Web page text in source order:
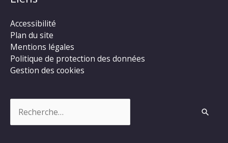
Accessibilité
Plan du site
Mentions légales
Politique de protection des données
Gestion des cookies